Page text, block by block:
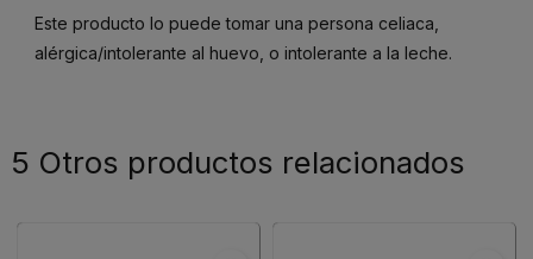
Este producto lo puede tomar una persona celiaca,
alérgica/intolerante al huevo, o intolerante a la leche.
5 Otros productos relacionados